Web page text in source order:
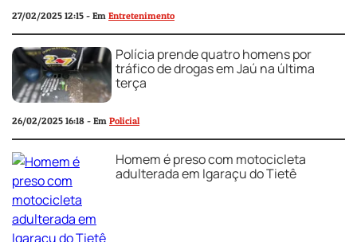
27/02/2025 12:15 - Em Entretenimento
Polícia prende quatro homens por
tráfico de drogas em Jaú na última
terça
26/02/2025 16:18 - Em Policial
Homem é preso com motocicleta
adulterada em Igaraçu do Tietê